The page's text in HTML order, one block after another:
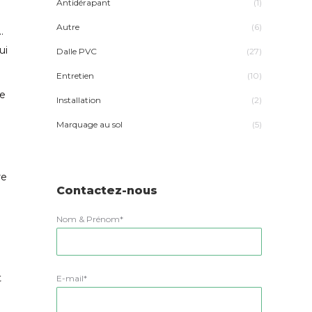
Antidérapant (1)
Autre (6)
Dalle PVC (27)
Entretien (10)
Installation (2)
Marquage au sol (5)
Contactez-nous
Nom & Prénom*
E-mail*